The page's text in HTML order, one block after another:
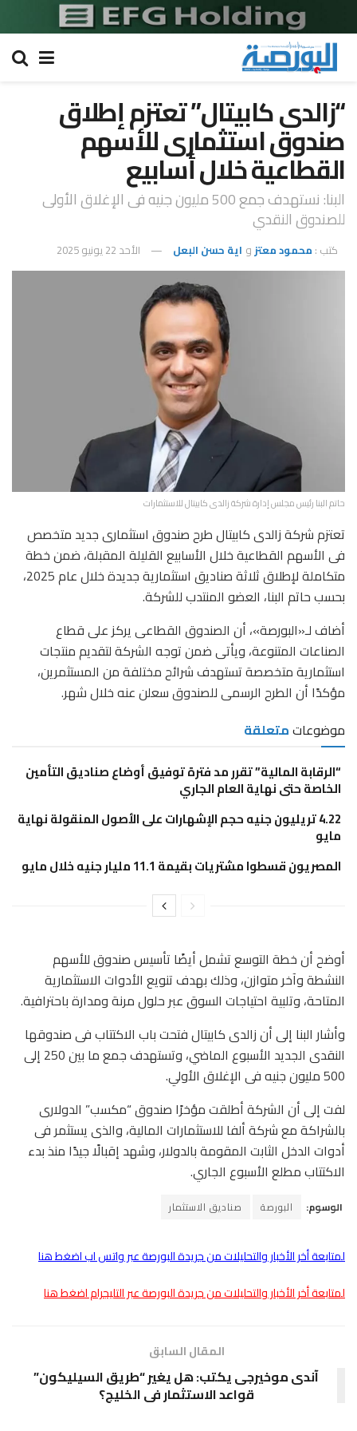
“زالدى كابيتال” تعتزم إطلاق
صندوق استثمارى للأسهم
القطاعية خلال أسابيع
البنا: نستهدف جمع 500 مليون جنيه فى الإغلاق الأولى
للصندوق النقدي
كتب : محمود معتزو اية حسن البعل الأحد 22 يونيو 2025
حاتم البنا رئيس مجلس إدارة شركة زالدى كابيتال للاستثمارات
تعتزم شركة زالدى كابيتال طرح صندوق استثمارى جديد متخصص
فى الأسهم القطاعية خلال الأسابيع القليلة المقبلة، ضمن خطة
متكاملة لإطلاق ثلاثة صناديق استثمارية جديدة خلال عام 2025،
بحسب حاتم البنا، العضو المنتدب للشركة.
أضاف لـ«البورصة»، أن الصندوق القطاعى يركز على قطاع
الصناعات المتنوعة، ويأتى ضمن توجه الشركة لتقديم منتجات
استثمارية متخصصة تستهدف شرائح مختلفة من المستثمرين،
مؤكدًا أن الطرح الرسمى للصندوق سعلن عنه خلال شهر.
موضوعاتمتعلقة
“الرقابة المالية” تقرر مد فترة توفيق أوضاع صناديق التأمين
الخاصة حتى نهاية العام الجاري
4.22 تريليون جنيه حجم الإشهارات على الأصول المنقولة نهاية
مايو
المصريون قسطوا مشتريات بقيمة 11.1 مليار جنيه خلال مايو
أوضح أن خطة التوسع تشمل أيضًا تأسيس صندوق للأسهم
النشطة وآخر متوازن، وذلك بهدف تنويع الأدوات الاستثمارية
المتاحة، وتلبية احتياجات السوق عبر حلول مرنة ومدارة باحترافية.
وأشار البنا إلى أن زالدى كابيتال فتحت باب الاكتتاب فى صندوقها
النقدى الجديد الأسبوع الماضي، وتستهدف جمع ما بين 250 إلى
500 مليون جنيه فى الإغلاق الأولي.
لفت إلى أن الشركة أطلقت مؤخرًا صندوق “مكسب” الدولارى
بالشراكة مع شركة ألفا للاستثمارات المالية، والذى يستثمر فى
أدوات الدخل الثابت المقومة بالدولار، وشهد إقبالًا جيدًا منذ بدء
الاكتتاب مطلع الأسبوع الجاري.
الوسوم: البورصة صناديق الاستثمار
لمتابعة أخر الأخبار والتحليلات من جريدة البورصة عبر واتس اب اضغط هنا
لمتابعة أخر الأخبار والتحليلات من جريدة البورصة عبر التليجرام اضغط هنا
المقال السابق
آندى موخيرجى يكتب: هل يغير “طريق السيليكون”
قواعد الاستثمار فى الخليج؟